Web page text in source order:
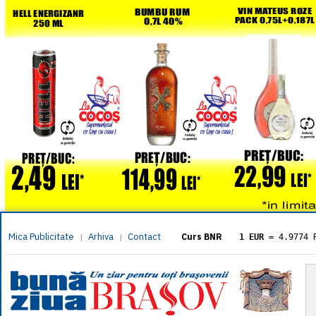
Mica Publicitate | Arhiva | Contact Curs BNR 1 EUR = 4.9774
= 5.8304
1 XAU= 464.4611
1 AED= 1.1933
1 AUD= 2.7957
1 BGN= 2.5449